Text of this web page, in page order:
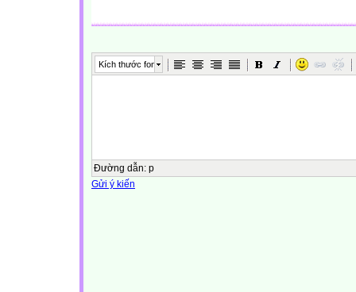
Kích thước font
Đường dẫn: p
Gửi ý kiến